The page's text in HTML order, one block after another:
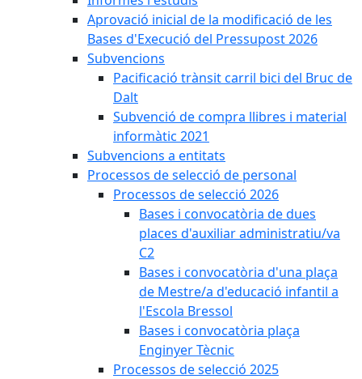
Aprovació inicial de la modificació de les
Bases d'Execució del Pressupost 2026
Subvencions
Pacificació trànsit carril bici del Bruc de
Dalt
Subvenció de compra llibres i material
informàtic 2021
Subvencions a entitats
Processos de selecció de personal
Processos de selecció 2026
Bases i convocatòria de dues
places d'auxiliar administratiu/va
C2
Bases i convocatòria d'una plaça
de Mestre/a d'educació infantil a
l'Escola Bressol
Bases i convocatòria plaça
Enginyer Tècnic
Processos de selecció 2025